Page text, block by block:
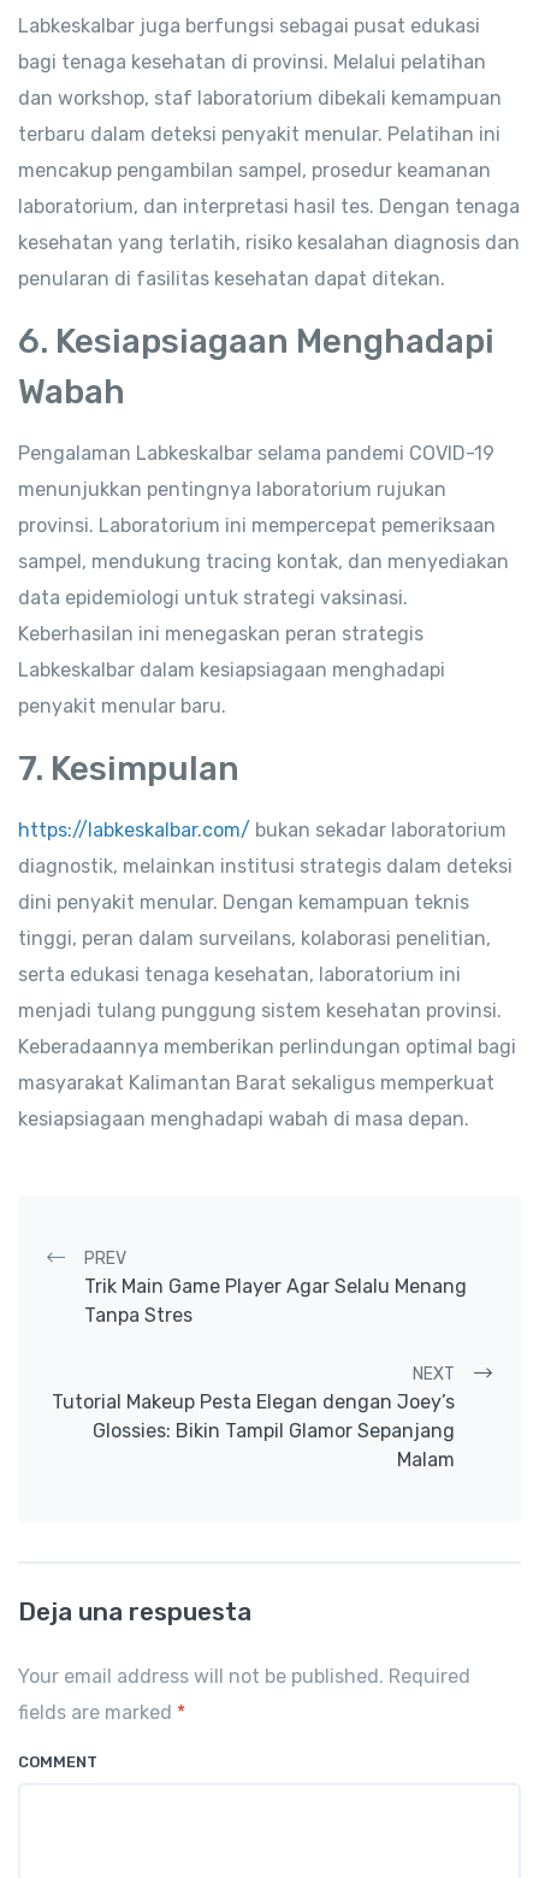
Labkeskalbar juga berfungsi sebagai pusat edukasi
bagi tenaga kesehatan di provinsi. Melalui pelatihan
dan workshop, staf laboratorium dibekali kemampuan
terbaru dalam deteksi penyakit menular. Pelatihan ini
mencakup pengambilan sampel, prosedur keamanan
laboratorium, dan interpretasi hasil tes. Dengan tenaga
kesehatan yang terlatih, risiko kesalahan diagnosis dan
penularan di fasilitas kesehatan dapat ditekan.
6. Kesiapsiagaan Menghadapi
Wabah
Pengalaman Labkeskalbar selama pandemi COVID-19
menunjukkan pentingnya laboratorium rujukan
provinsi. Laboratorium ini mempercepat pemeriksaan
sampel, mendukung tracing kontak, dan menyediakan
data epidemiologi untuk strategi vaksinasi.
Keberhasilan ini menegaskan peran strategis
Labkeskalbar dalam kesiapsiagaan menghadapi
penyakit menular baru.
7. Kesimpulan
https://labkeskalbar.com/ bukan sekadar laboratorium
diagnostik, melainkan institusi strategis dalam deteksi
dini penyakit menular. Dengan kemampuan teknis
tinggi, peran dalam surveilans, kolaborasi penelitian,
serta edukasi tenaga kesehatan, laboratorium ini
menjadi tulang punggung sistem kesehatan provinsi.
Keberadaannya memberikan perlindungan optimal bagi
masyarakat Kalimantan Barat sekaligus memperkuat
kesiapsiagaan menghadapi wabah di masa depan.
Post navigation
PREV
Trik Main Game Player Agar Selalu Menang
Tanpa Stres
NEXT
Tutorial Makeup Pesta Elegan dengan Joey’s
Glossies: Bikin Tampil Glamor Sepanjang
Malam
Deja una respuesta
Your email address will not be published. Required
fields are marked *
COMMENT